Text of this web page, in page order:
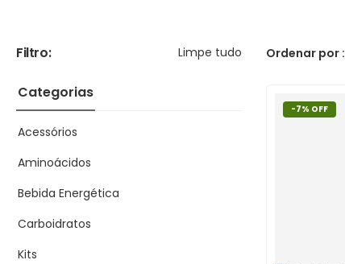
Filtro: Limpe tudo
Categorias
Acessórios
Aminoácidos
Bebida Energética
Carboidratos
Kits
Ordenar por :
-7% OFF